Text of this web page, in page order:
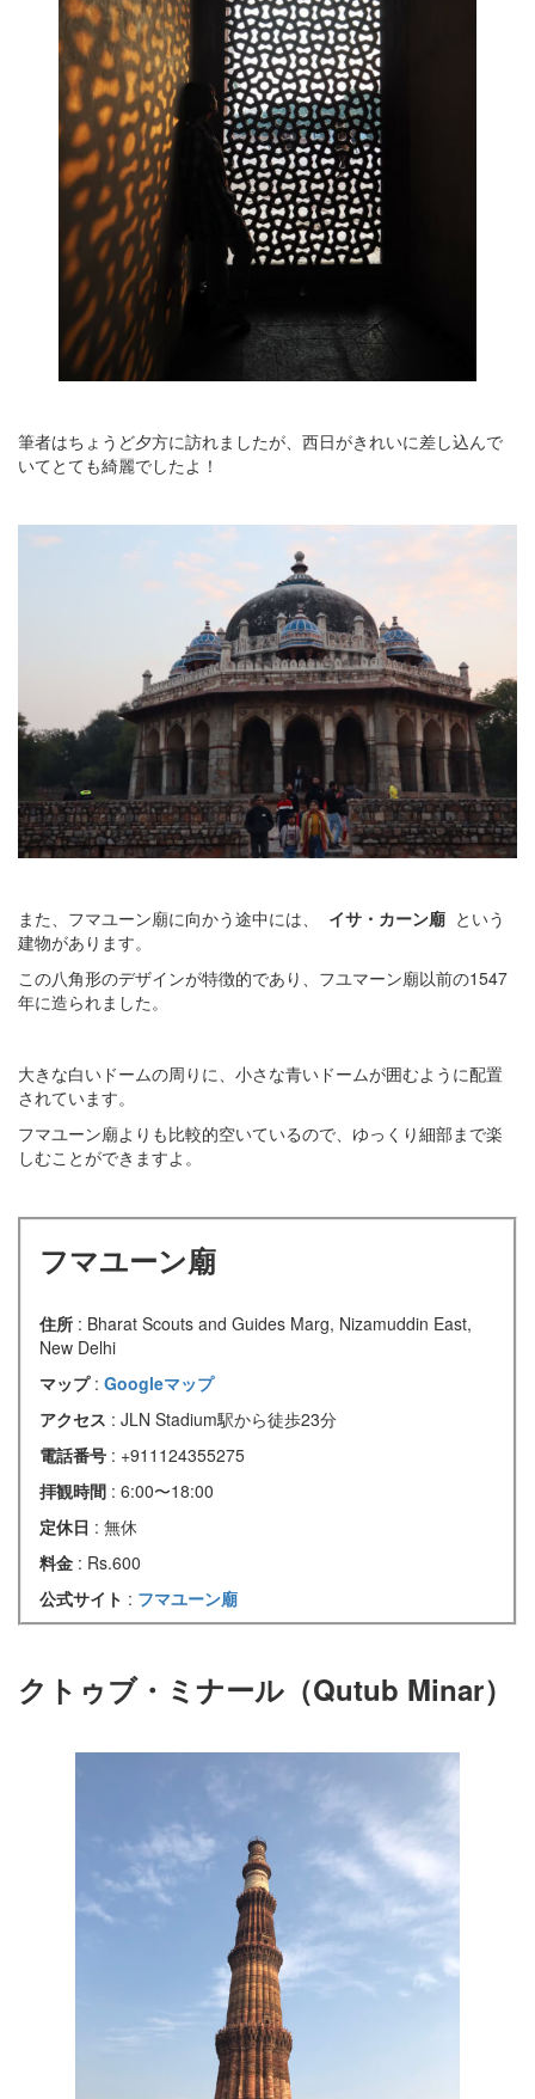
筆者はちょうど夕方に訪れましたが、西日がきれいに差し込んで
いてとても綺麗でしたよ！
また、フマユーン廟に向かう途中には、 イサ・カーン廟 という
建物があります。
この八角形のデザインが特徴的であり、フユマーン廟以前の1547
年に造られました。
大きな白いドームの周りに、小さな青いドームが囲むように配置
されています。
フマユーン廟よりも比較的空いているので、ゆっくり細部まで楽
しむことができますよ。
フマユーン廟
住所 : Bharat Scouts and Guides Marg, Nizamuddin East,
New Delhi
マップ : Googleマップ
アクセス : JLN Stadium駅から徒歩23分
電話番号 : +911124355275
拝観時間 : 6:00〜18:00
定休日 : 無休
料金 : Rs.600
公式サイト : フマユーン廟
クトゥブ・ミナール（Qutub Minar）